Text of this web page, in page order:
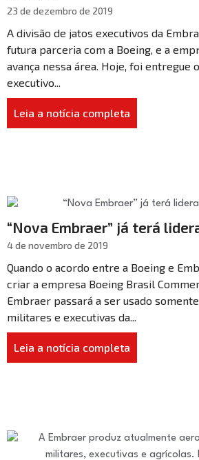
23 de dezembro de 2019
A divisão de jatos executivos da
futura parceria com a Boeing, e a
avança nessa área. Hoje, foi entregue
executivo...
Leia a notícia completa
“Nova Embraer” já terá
4 de novembro de 2019
Quando o acordo entre a Boeing e
criar a empresa Boeing Brasil
Embraer passará a ser usado
militares e executivas da...
Leia a notícia completa